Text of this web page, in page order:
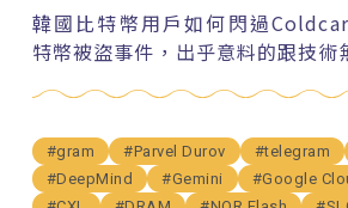
韓國比特幣用戶如何閃過
特幣被盜事件，出乎意料的跟技術
#gram #Parvel Durov #telegram
#DeepMind
#Gemini #Google